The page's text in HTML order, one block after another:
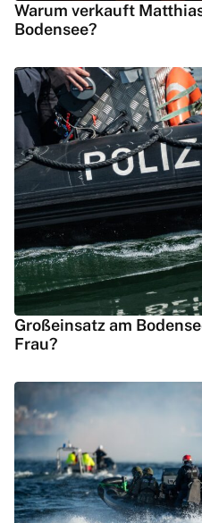
Warum verkauft
Bodensee?
Großeinsatz am
Frau?